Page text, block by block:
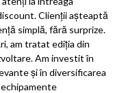
Clienții așteaptă
simplă, fără surprize.
am tratat ediția din
Am investit în
și în diversificarea